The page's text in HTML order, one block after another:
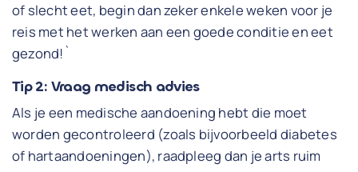
of slecht eet, begin dan zeker enkele weken voor je
reis met het werken aan een goede conditie en eet
gezond!`
Tip 2: Vraag medisch advies
Als je een medische aandoening hebt die moet
worden gecontroleerd (zoals bijvoorbeeld diabetes
of hartaandoeningen), raadpleeg dan je arts ruim